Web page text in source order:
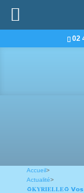
02
Accueil>
Actualité>
♻️𝐊𝐘𝐑𝐈𝐄𝐋𝐋𝐄♻️ 𝗩𝗼𝘀